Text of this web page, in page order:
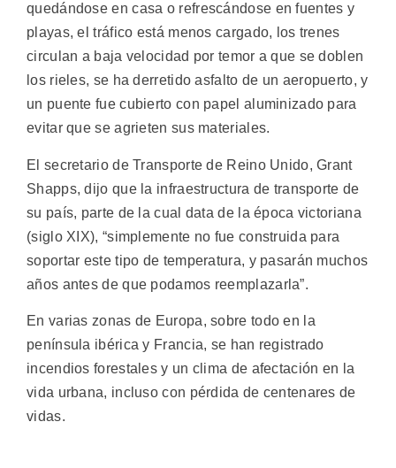
quedándose en casa o refrescándose en fuentes y
playas, el tráfico está menos cargado, los trenes
circulan a baja velocidad por temor a que se doblen
los rieles, se ha derretido asfalto de un aeropuerto, y
un puente fue cubierto con papel aluminizado para
evitar que se agrieten sus materiales.
El secretario de Transporte de Reino Unido, Grant
Shapps, dijo que la infraestructura de transporte de
su país, parte de la cual data de la época victoriana
(siglo XIX), “simplemente no fue construida para
soportar este tipo de temperatura, y pasarán muchos
años antes de que podamos reemplazarla”.
En varias zonas de Europa, sobre todo en la
península ibérica y Francia, se han registrado
incendios forestales y un clima de afectación en la
vida urbana, incluso con pérdida de centenares de
vidas.